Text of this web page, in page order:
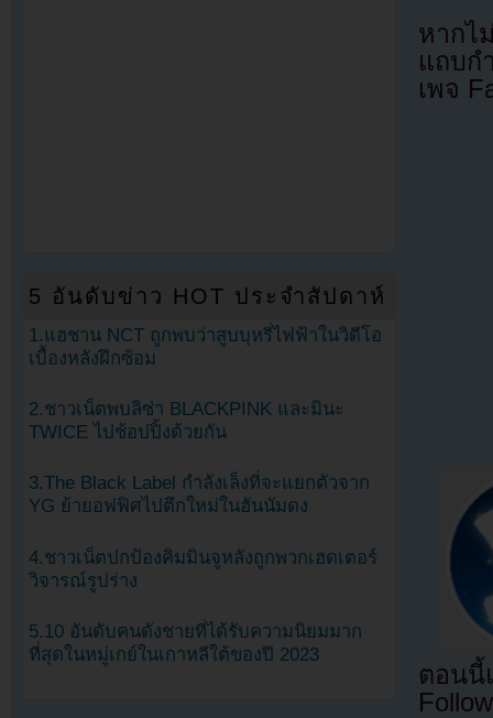
หากไ
แถบก
เพจ
ตอนนี้
5 อันดับข่าว HOT ประจำสัปดาห์
1.แฮชาน NCT ถูกพบว่าสูบบุหรี่ไฟฟ้าในวิดีโอ
เบื้องหลังฝึกซ้อม
2.ชาวเน็ตพบลิซ่า BLACKPINK และมินะ
TWICE ไปช้อปปิ้งด้วยกัน
3.The Black Label กำลังเล็งที่จะแยกตัวจาก
YG ย้ายอฟฟิศไปตึกใหม่ในฮันนัมดง
4.ชาวเน็ตปกป้องคิมมินจูหลังถูกพวกเฮดเตอร์
วิจารณ์รูปร่าง
5.10 อันดับคนดังชายที่ได้รับความนิยมมาก
ที่สุดในหมู่เกย์ในเกาหลีใต้ของปี 2023